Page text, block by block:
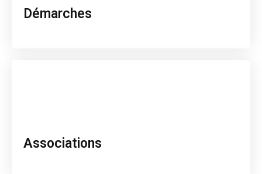
Démarches
Associations